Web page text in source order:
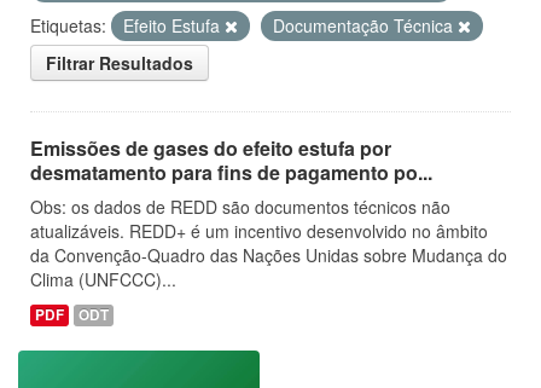
Etiquetas:
Efeito Estufa
Documentação Técnica
Filtrar Resultados
Emissões de gases do efeito estufa por
desmatamento para fins de pagamento po...
Obs: os dados de REDD são documentos técnicos não
atualizáveis. REDD+ é um incentivo desenvolvido no âmbito
da Convenção-Quadro das Nações Unidas sobre Mudança do
Clima (UNFCCC)...
PDF ODT